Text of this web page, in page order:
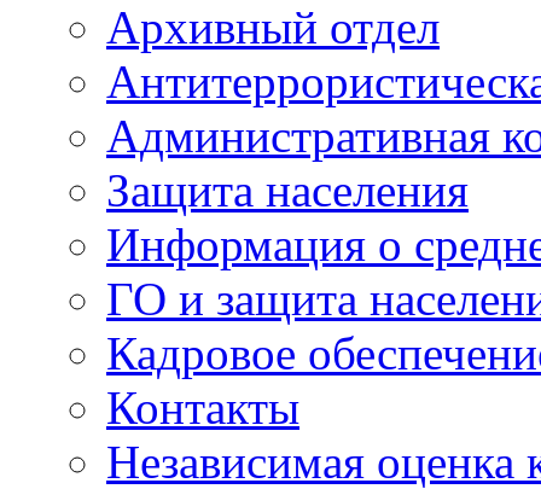
Архивный отдел
Административная
Защита населения
Информация о
ГО и защита
Кадровое
Контакты
Независимая оценка